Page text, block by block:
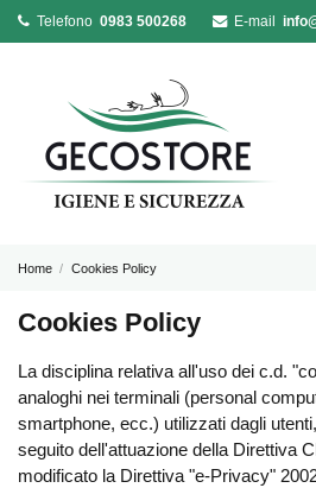
Telefono0983 500268 E-mail
Home Cookies Policy
Cookies Policy
La disciplina relativa all'uso dei c.d.
analoghi nei terminali (personal
smartphone, ecc.) utilizzati dagli
seguito dell'attuazione della Direttiva
modificato la Direttiva "e-Privacy"